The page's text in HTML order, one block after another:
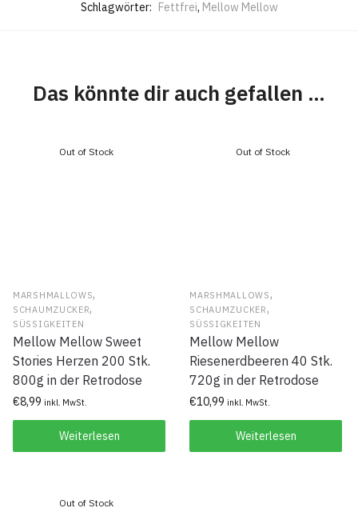
Schlagwörter: Fettfrei, Mellow Mellow
Das könnte dir auch gefallen …
MARSHMALLOWS,
SCHAUMZUCKER,
SÜSSIGKEITEN
Mellow Mellow Sweet
Stories Herzen 200 Stk.
800g in der Retrodose
€8,99 inkl. MwSt.
Weiterlesen
MARSHMALLOWS,
SCHAUMZUCKER,
SÜSSIGKEITEN
Mellow Mellow
Riesenerdbeeren 40 Stk.
720g in der Retrodose
€10,99 inkl. MwSt.
Weiterlesen